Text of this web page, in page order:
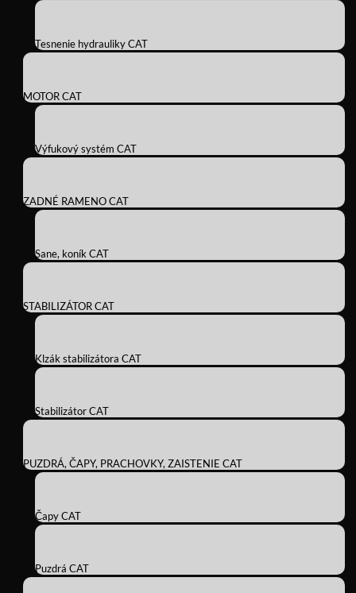
Tesnenie hydrauliky CAT
MOTOR CAT
Výfukový systém CAT
ZADNÉ RAMENO CAT
Sane, koník CAT
STABILIZÁTOR CAT
Klzák stabilizátora CAT
Stabilizátor CAT
PUZDRÁ, ČAPY, PRACHOVKY, ZAISTENIE CAT
Čapy CAT
Puzdrá CAT